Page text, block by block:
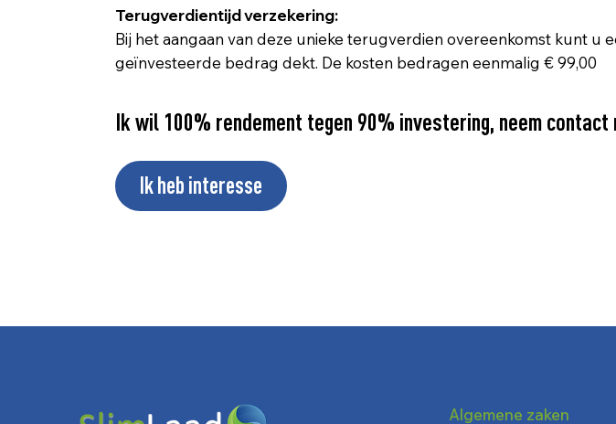
Terugverdientijd verzekering:
Bij het aangaan van deze unieke terugverdien overeenkomst kunt u
geïnvesteerde bedrag dekt. De kosten bedragen eenmalig € 99,00
Ik wil 100% rendement tegen 90% investering, neem contact
Ik heb interesse
Algemene zaken